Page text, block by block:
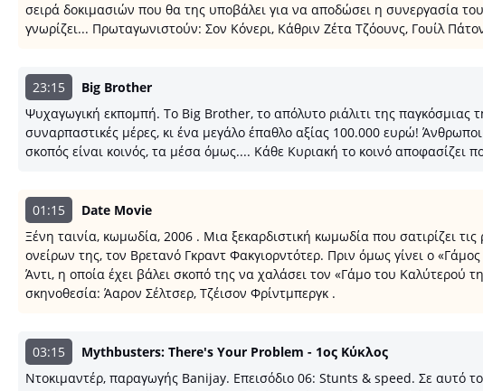
σειρά δοκιμασιών που θα της υποβάλει για να αποδώσει η συνεργασία
γνωρίζει... Πρωταγωνιστούν: Σον Κόνερι, Κάθριν Ζέτα Τζόουνς, Γουίλ
23:15
Big Brother
Ψυχαγωγική εκπομπή. Το Big Brother, το απόλυτο ριάλιτι της παγκόσμιας
συναρπαστικές μέρες, κι ένα μεγάλο έπαθλο αξίας 100.000 ευρώ!
σκοπός είναι κοινός, τα μέσα όμως.... Κάθε Κυριακή το κοινό αποφασίζει
01:15
Date Movie
Ξένη ταινία, κωμωδία, 2006 . Μια ξεκαρδιστική κωμωδία που σατιρίζει
ονείρων της, τον Βρετανό Γκραντ Φακγιορντότερ. Πριν όμως γίνει ο
Άντι, η οποία έχει βάλει σκοπό της να χαλάσει τον «Γάμο του Καλύτερού
σκηνοθεσία: Άαρον Σέλτσερ, Τζέισον Φρίντμπεργκ .
03:15
Mythbusters: There's Your Problem - 1ος Κύκλος
Ντοκιμαντέρ, παραγωγής Banijay. Επεισόδιο 06: Stunts & speed. Σε αυτό